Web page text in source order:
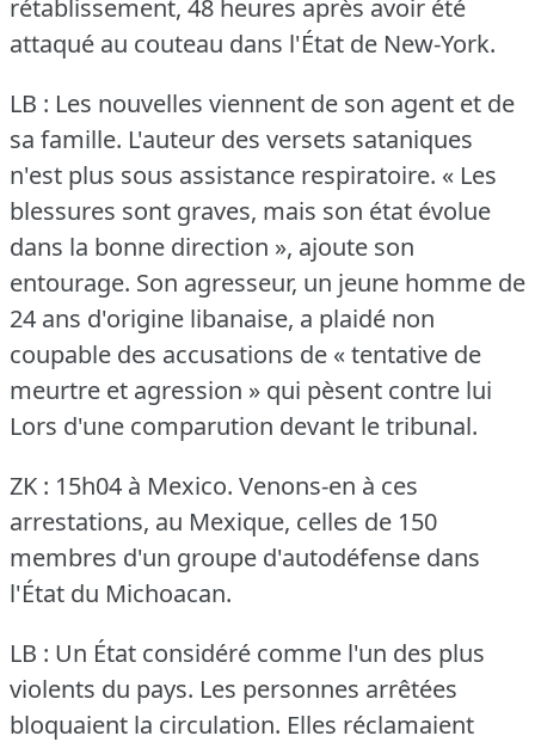
rétablissement, 48 heures après avoir été
attaqué au couteau dans l'État de New-York.
LB : Les nouvelles viennent de son agent et de
sa famille. L'auteur des versets sataniques
n'est plus sous assistance respiratoire. « Les
blessures sont graves, mais son état évolue
dans la bonne direction », ajoute son
entourage. Son agresseur, un jeune homme de
24 ans d'origine libanaise, a plaidé non
coupable des accusations de « tentative de
meurtre et agression » qui pèsent contre lui
Lors d'une comparution devant le tribunal.
ZK : 15h04 à Mexico. Venons-en à ces
arrestations, au Mexique, celles de 150
membres d'un groupe d'autodéfense dans
l'État du Michoacan.
LB : Un État considéré comme l'un des plus
violents du pays. Les personnes arrêtées
bloquaient la circulation. Elles réclamaient